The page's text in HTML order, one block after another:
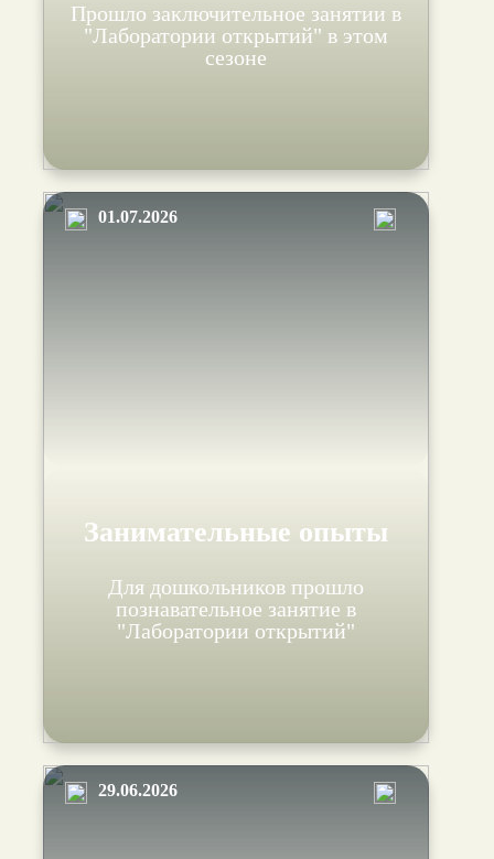
Прошло заключительное занятии в
"Лаборатории открытий" в этом
сезоне
01.07.2026
Занимательные опыты
Для дошкольников прошло
познавательное занятие в
"Лаборатории открытий"
29.06.2026